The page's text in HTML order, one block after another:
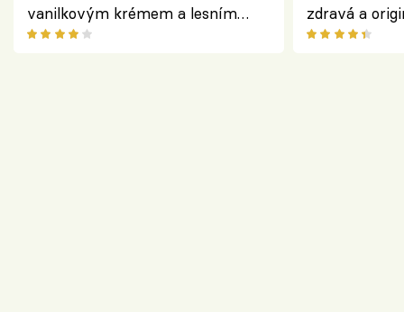
vanilkovým krémem a lesním
ovocem podle Bread Society
zdravá a
klasiky